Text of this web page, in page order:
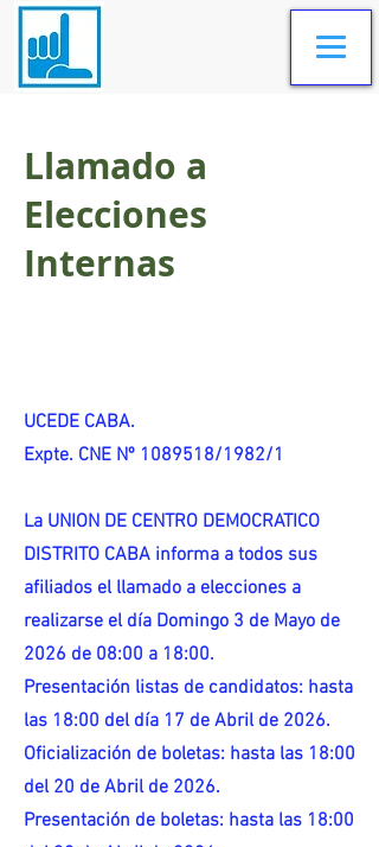
Llamado a
Elecciones
Internas
UCEDE CABA.
Expte. CNE Nº 1089518/1982/1
La UNION DE CENTRO DEMOCRATICO
DISTRITO CABA informa a todos sus
afiliados el llamado a elecciones a
realizarse el día Domingo 3 de Mayo de
2026 de 08:00 a 18:00.
Presentación listas de candidatos: hasta
las 18:00 del día 17 de Abril de 2026.
Oficialización de boletas: hasta las 18:00
del 20 de Abril de 2026.
Presentación de boletas: hasta las 18:00